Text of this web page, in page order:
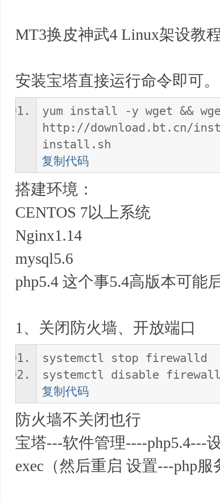
MT3换皮神武4 Linux架设教
安装宝塔直接运行命令即可。
yum install -y wget &&
http://download.bt.cn/
install.sh
复制代码
搭建环境：
CENTOS 7以上系统
Nginx1.14
mysql5.6
php5.4 这个事5.4高版本可能
1、关闭防火墙、开放端口
systemctl stop firewalld
systemctl disable
复制代码
防火墙不关闭也行
宝塔---软件管理----php5.4---
exec（然后重启 设置---php